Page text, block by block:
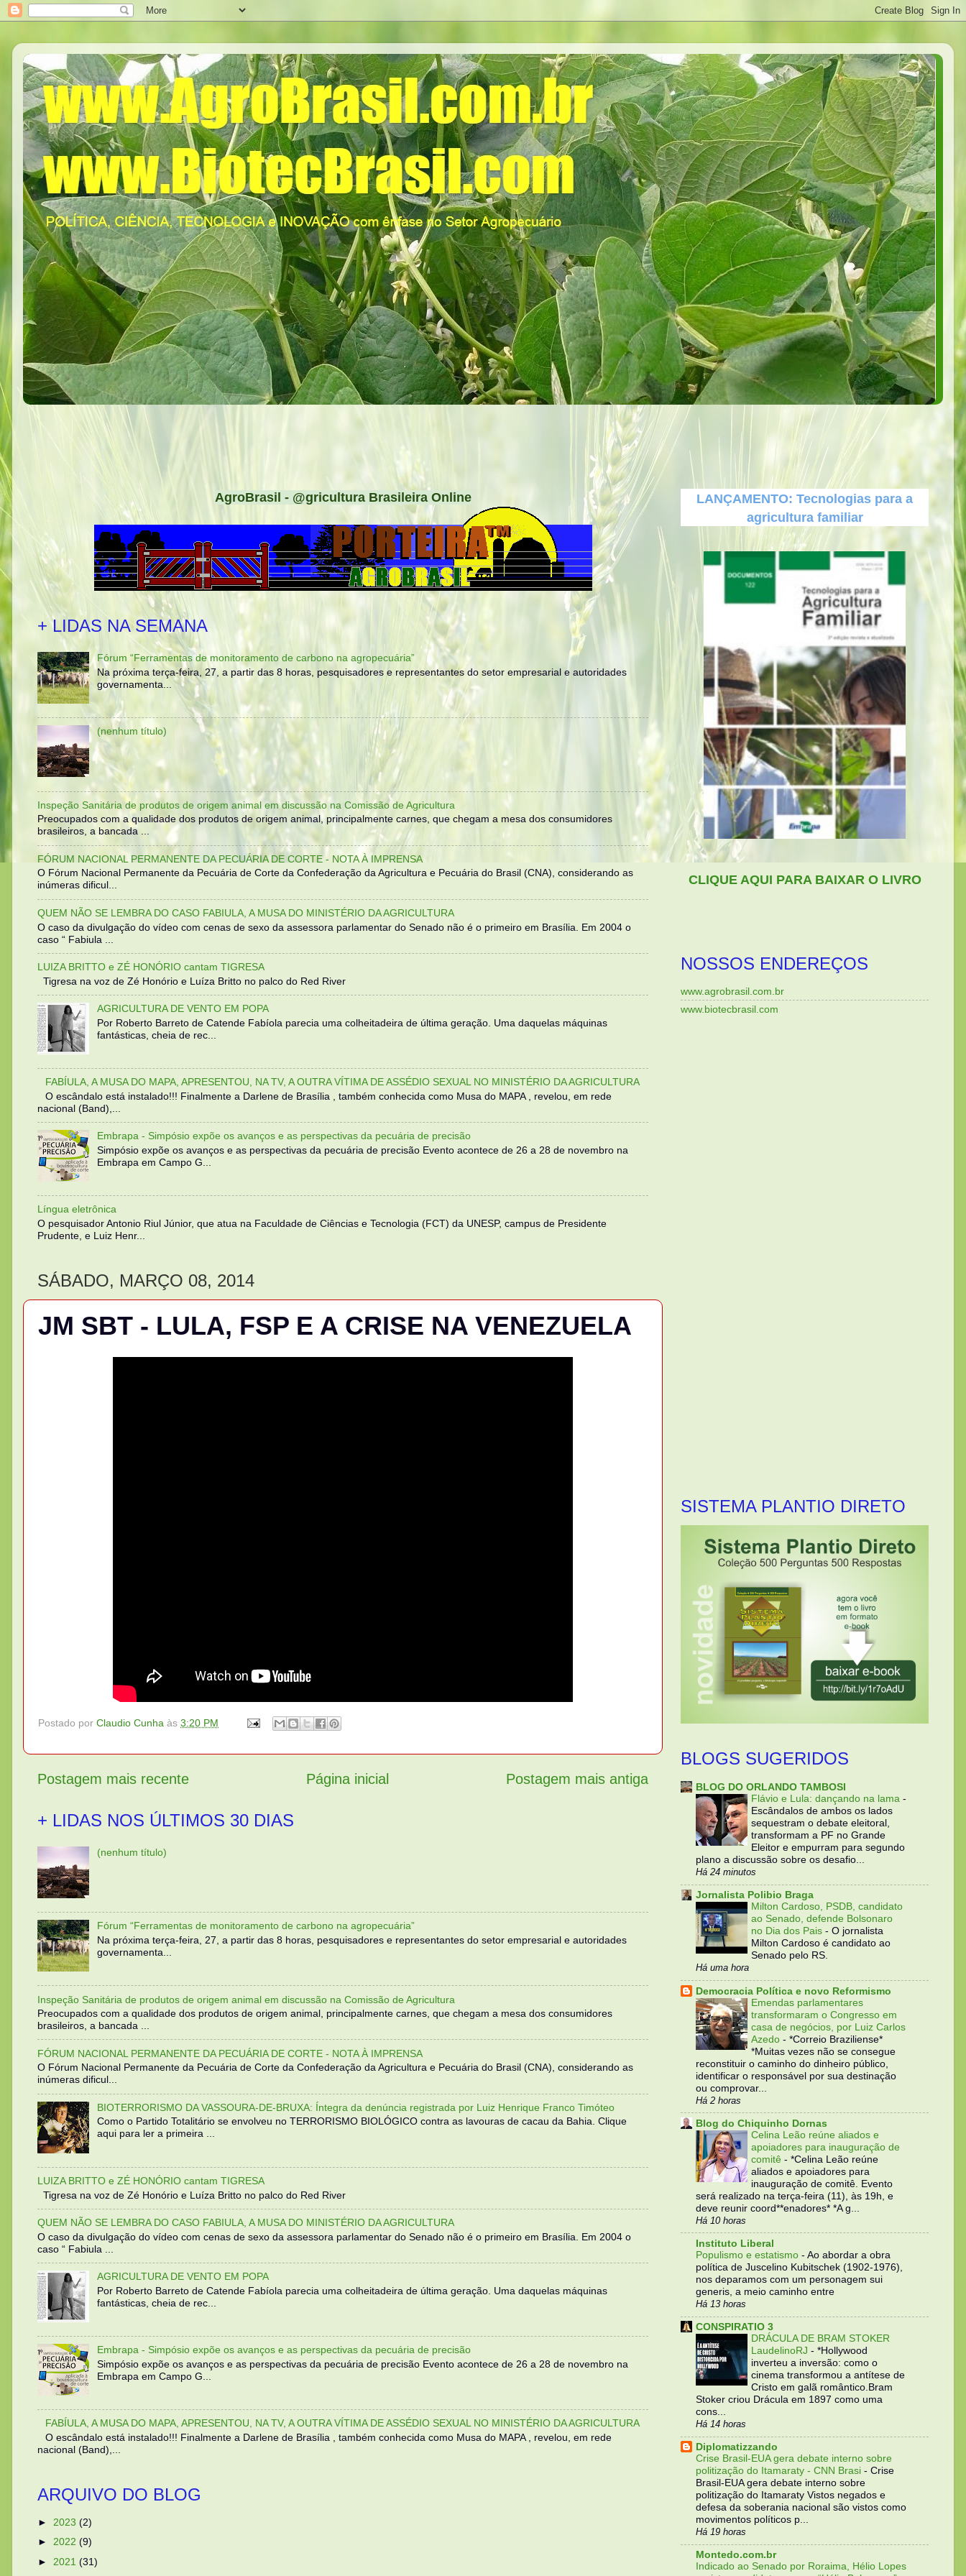
AgroBrasil - @gricultura Brasileira Online
+ LIDAS NA SEMANA
Fórum “Ferramentas de monitoramento de carbono na agropecuária”
Na próxima terça-feira, 27, a partir das 8 horas, pesquisadores e representantes do setor empresarial e autoridades
governamenta...
(nenhum título)
Inspeção Sanitária de produtos de origem animal em discussão na Comissão de Agricultura
Preocupados com a qualidade dos produtos de origem animal, principalmente carnes, que chegam a mesa dos consumidores
brasileiros, a bancada ...
FÓRUM NACIONAL PERMANENTE DA PECUÁRIA DE CORTE - NOTA À IMPRENSA
O Fórum Nacional Permanente da Pecuária de Corte da Confederação da Agricultura e Pecuária do Brasil (CNA), considerando as
inúmeras dificul...
QUEM NÃO SE LEMBRA DO CASO FABIULA, A MUSA DO MINISTÉRIO DA AGRICULTURA
O caso da divulgação do vídeo com cenas de sexo da assessora parlamentar do Senado não é o primeiro em Brasília. Em 2004 o
caso “ Fabiula ...
LUIZA BRITTO e ZÉ HONÓRIO cantam TIGRESA
Tigresa na voz de Zé Honório e Luíza Britto no palco do Red River
AGRICULTURA DE VENTO EM POPA
Por Roberto Barreto de Catende Fabíola parecia uma colheitadeira de última geração. Uma daquelas máquinas
fantásticas, cheia de rec...
FABÍULA, A MUSA DO MAPA, APRESENTOU, NA TV, A OUTRA VÍTIMA DE ASSÉDIO SEXUAL NO MINISTÉRIO DA AGRICULTURA
O escândalo está instalado!!! Finalmente a Darlene de Brasília , também conhecida como Musa do MAPA , revelou, em rede
nacional (Band),...
Embrapa - Simpósio expõe os avanços e as perspectivas da pecuária de precisão
Simpósio expõe os avanços e as perspectivas da pecuária de precisão Evento acontece de 26 a 28 de novembro na
Embrapa em Campo G...
Língua eletrônica
O pesquisador Antonio Riul Júnior, que atua na Faculdade de Ciências e Tecnologia (FCT) da UNESP, campus de Presidente
Prudente, e Luiz Henr...
SÁBADO, MARÇO 08, 2014
JM SBT - LULA, FSP E A CRISE NA VENEZUELA
Postado por Claudio Cunha às 3:20 PM
Postagem mais recente Postagem mais antiga
Página inicial
+ LIDAS NOS ÚLTIMOS 30 DIAS
(nenhum título)
Fórum “Ferramentas de monitoramento de carbono na agropecuária”
Na próxima terça-feira, 27, a partir das 8 horas, pesquisadores e representantes do setor empresarial e autoridades
governamenta...
Inspeção Sanitária de produtos de origem animal em discussão na Comissão de Agricultura
Preocupados com a qualidade dos produtos de origem animal, principalmente carnes, que chegam a mesa dos consumidores
brasileiros, a bancada ...
FÓRUM NACIONAL PERMANENTE DA PECUÁRIA DE CORTE - NOTA À IMPRENSA
O Fórum Nacional Permanente da Pecuária de Corte da Confederação da Agricultura e Pecuária do Brasil (CNA), considerando as
inúmeras dificul...
BIOTERRORISMO DA VASSOURA-DE-BRUXA: Íntegra da denúncia registrada por Luiz Henrique Franco Timóteo
Como o Partido Totalitário se envolveu no TERRORISMO BIOLÓGICO contra as lavouras de cacau da Bahia. Clique
aqui para ler a primeira ...
LUIZA BRITTO e ZÉ HONÓRIO cantam TIGRESA
Tigresa na voz de Zé Honório e Luíza Britto no palco do Red River
QUEM NÃO SE LEMBRA DO CASO FABIULA, A MUSA DO MINISTÉRIO DA AGRICULTURA
O caso da divulgação do vídeo com cenas de sexo da assessora parlamentar do Senado não é o primeiro em Brasília. Em 2004 o
caso “ Fabiula ...
AGRICULTURA DE VENTO EM POPA
Por Roberto Barreto de Catende Fabíola parecia uma colheitadeira de última geração. Uma daquelas máquinas
fantásticas, cheia de rec...
Embrapa - Simpósio expõe os avanços e as perspectivas da pecuária de precisão
Simpósio expõe os avanços e as perspectivas da pecuária de precisão Evento acontece de 26 a 28 de novembro na
Embrapa em Campo G...
FABÍULA, A MUSA DO MAPA, APRESENTOU, NA TV, A OUTRA VÍTIMA DE ASSÉDIO SEXUAL NO MINISTÉRIO DA AGRICULTURA
O escândalo está instalado!!! Finalmente a Darlene de Brasília , também conhecida como Musa do MAPA , revelou, em rede
nacional (Band),...
ARQUIVO DO BLOG
► 2023 (2)
► 2022 (9)
► 2021 (31)
LANÇAMENTO: Tecnologias para a
agricultura familiar
CLIQUE AQUI PARA BAIXAR O LIVRO
NOSSOS ENDEREÇOS
www.agrobrasil.com.br
www.biotecbrasil.com
SISTEMA PLANTIO DIRETO
BLOGS SUGERIDOS
BLOG DO ORLANDO TAMBOSI
Flávio e Lula: dançando na lama -
Escândalos de ambos os lados
sequestram o debate eleitoral,
transformam a PF no Grande
Eleitor e empurram para segundo
plano a discussão sobre os desafio...
Há 24 minutos
Jornalista Polibio Braga
Milton Cardoso, PSDB, candidato
ao Senado, defende Bolsonaro
no Dia dos Pais - O jornalista
Milton Cardoso é candidato ao
Senado pelo RS.
Há uma hora
Democracia Política e novo Reformismo
Emendas parlamentares
transformaram o Congresso em
casa de negócios, por Luiz Carlos
Azedo - *Correio Braziliense*
*Muitas vezes não se consegue
reconstituir o caminho do dinheiro público,
identificar o responsável por sua destinação
ou comprovar...
Há 2 horas
Blog do Chiquinho Dornas
Celina Leão reúne aliados e
apoiadores para inauguração de
comitê - *Celina Leão reúne
aliados e apoiadores para
inauguração de comitê. Evento
será realizado na terça-feira (11), às 19h, e
deve reunir coord**enadores* *A g...
Há 10 horas
Instituto Liberal
Populismo e estatismo - Ao abordar a obra
política de Juscelino Kubitschek (1902-1976),
nos deparamos com um personagem sui
generis, a meio caminho entre
Há 13 horas
CONSPIRATIO 3
DRÁCULA DE BRAM STOKER
LaudelinoRJ - *Hollywood
inverteu a inversão: como o
cinema transformou a antítese de
Cristo em galã romântico.Bram
Stoker criou Drácula em 1897 como uma
cons...
Há 14 horas
Diplomatizzando
Crise Brasil-EUA gera debate interno sobre
politização do Itamaraty - CNN Brasi - Crise
Brasil-EUA gera debate interno sobre
politização do Itamaraty Vistos negados e
defesa da soberania nacional são vistos como
movimentos políticos p...
Há 19 horas
Montedo.com.br
Indicado ao Senado por Roraima, Hélio Lopes